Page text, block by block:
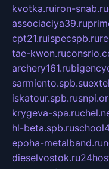
kvotka.ruiron-snab.ru
associaciya39.ru
cpt21.ruispecspb.ru
tae-kwon.ru
archery161.ru
sarmiento.spb.su
iskatour.spb.ru
krygeva-spa.ru
hl-beta.spb.ru
epoha-metalband.ru
dieselvostok.ru